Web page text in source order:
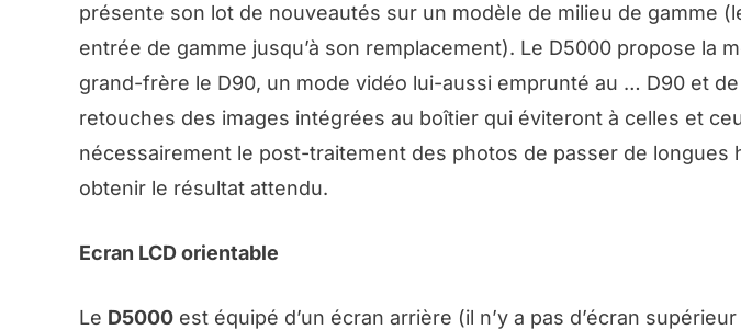
présente son lot de nouveautés sur un modèle de milieu de gamme
entrée de gamme jusqu’à son remplacement). Le D5000 propose la
grand-frère le D90, un mode vidéo lui-aussi emprunté au … D90 et
retouches des images intégrées au boîtier qui éviteront à celles et
nécessairement le post-traitement des photos de passer de longues
obtenir le résultat attendu.
Ecran LCD orientable
Le D5000 est équipé d’un écran arrière (il n’y a pas d’écran